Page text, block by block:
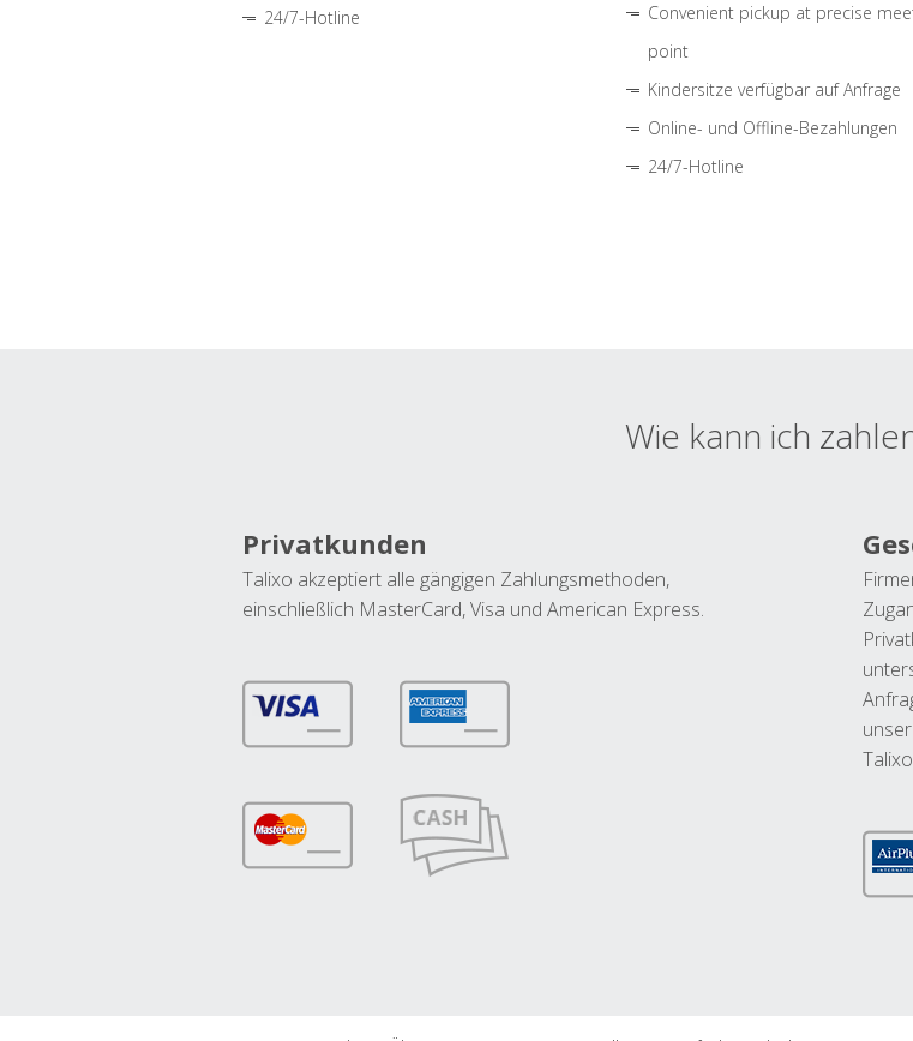
24/7-Hotline
Convenient pickup at precise
point
Kindersitze verfügbar auf Anfrage
Online- und Offline-Bezahlungen
24/7-Hotline
Wie kann ich
Privatkunden
Talixo akzeptiert alle gängigen Zahlungsmethoden,
einschließlich MasterCard, Visa und American Express.